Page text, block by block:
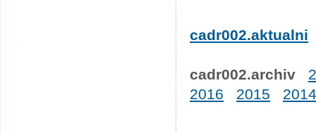
cadr002.aktualni
cadr002.archiv
2016
2015 2014